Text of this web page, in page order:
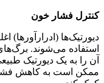
کنترل فشار خون
دیورتیک‌ها (ادرارآورها)
استفاده می‌شوند.
آن را به یک دیورتیک
ممکن است به کاهش فشار